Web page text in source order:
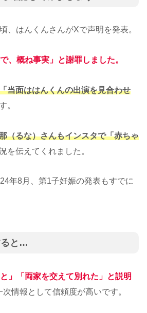
、はんくんさんがXで声明を発表。
、概ね事実」と謝罪しました。
当面ははんくんの出演を見合わせ
。
（るな）さんもインスタで「赤ちゃ
を伝えてくれました。
年8月、第1子妊娠の発表もすでに
ると…
」「両家を交えて別れた」と説明
情報として信頼度が高いです。